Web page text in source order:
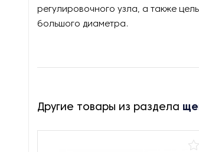
регулировочного узла, а также
большого диаметра.
Другие товары из раздела